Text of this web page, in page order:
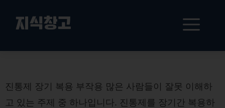
기
지식창고
메
뉴
진통제 장기 복용 부작용 많은 사람들이 잘못 이해하
고 있는 주제 중 하나입니다. 진통제를 장기간 복용하